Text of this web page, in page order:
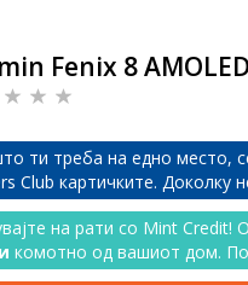
Fenix 8
ти треба на едно место,
Club картичките. Доколку
на рати со Mint Credit!
комотно од вашиот дом.